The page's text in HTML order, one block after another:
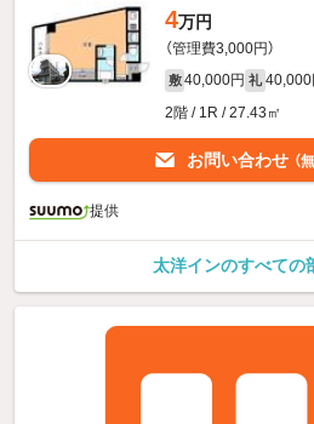
4万円
（管理費3,000円）
敷 40,000円 礼 40,000
2階 / 1R / 27.43㎡
お問い合わせ （
提供
太洋インのすべての